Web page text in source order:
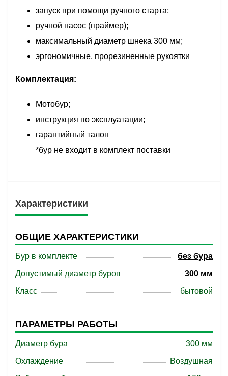
запуск при помощи ручного старта;
ручной насос (праймер);
максимальный диаметр шнека 300 мм;
эргономичные, прорезиненные рукоятки
Комплектация:
Мотобур;
инструкция по эксплуатации;
гарантийный талон
*бур не входит в комплект поставки
Характеристики
ОБЩИЕ ХАРАКТЕРИСТИКИ
Бур в комплекте
без бура
Допустимый диаметр буров
300 мм
Класс
бытовой
ПАРАМЕТРЫ РАБОТЫ
Диаметр бура
300 мм
Охлаждение
Воздушная